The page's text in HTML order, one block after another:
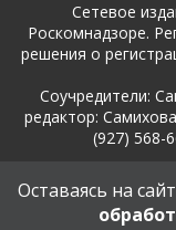
Сетевое
Роскомнадзоре.
решения о
Соучредители:
редактор:
(927) 568-
Политика в
Оставаясь на